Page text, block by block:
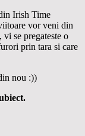
Irish Time
vor veni din
se pregateste o
prin tara si care
nou :))